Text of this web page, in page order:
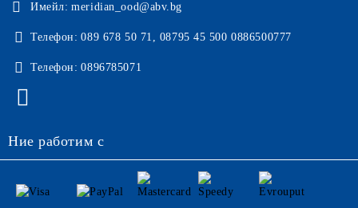
Имейл: meridian_ood@abv.bg
Телефон: 089 678 50 71, 08795 45 500 0886500777
Телефон: 0896785071
Ние работим с